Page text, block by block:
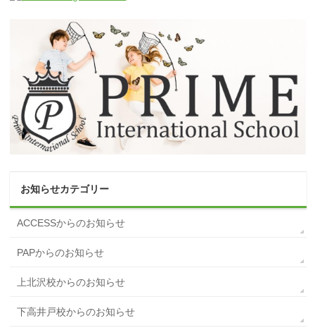
お知らせカテゴリー
ACCESSからのお知らせ
PAPからのお知らせ
上北沢校からのお知らせ
下高井戸校からのお知らせ